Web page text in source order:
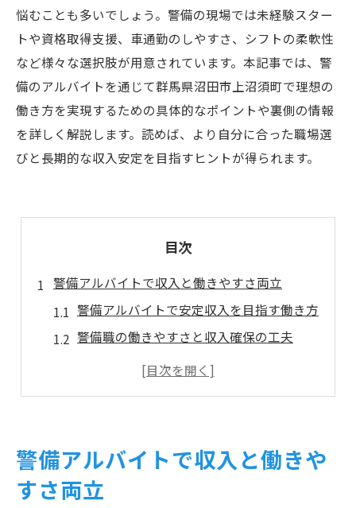
悩むことも多いでしょう。警備の現場では未経験スター
トや資格取得支援、車通勤のしやすさ、シフトの柔軟性
など様々な選択肢が用意されています。本記事では、警
備のアルバイトを通じて群馬県沼田市上沼須町で理想の
働き方を実現するための具体的なポイントや裏側の情報
を詳しく解説します。読めば、より自分に合った職場選
びと長期的な収入安定を目指すヒントが得られます。
目次
警備アルバイトで収入と働きやすさ両立
警備アルバイトで安定収入を目指す働き方
警備職の働きやすさと収入確保の工夫
警備バイトで長期的な収入を得る方法
警備未経験者も安心して始められる理由
警備バイトの研修制度と安心ポイント
警備アルバイトで収入と働きや
すさ両立